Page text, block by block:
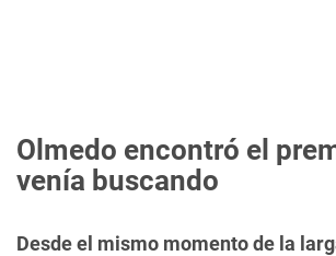
Olmedo encontró el
venía buscando
Desde el mismo momento de la